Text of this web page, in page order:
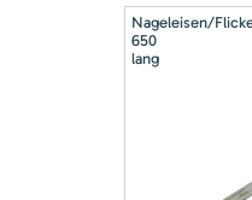
Nageleisen/
650
lang